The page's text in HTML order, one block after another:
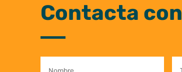
Contacta